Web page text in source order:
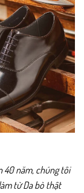
40 năm, chúng tôi
từ Da bò thật